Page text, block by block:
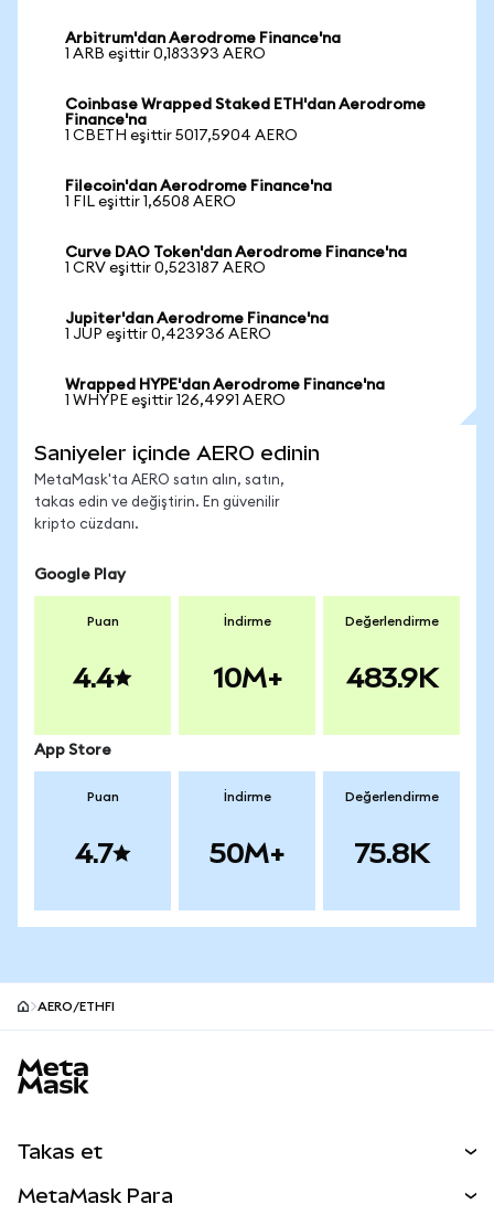
Arbitrum'dan Aerodrome Finance'na
1 ARB eşittir 0,183393 AERO
Coinbase Wrapped Staked ETH'dan Aerodrome
Finance'na
1 CBETH eşittir 5017,5904 AERO
Filecoin'dan Aerodrome Finance'na
1 FIL eşittir 1,6508 AERO
Curve DAO Token'dan Aerodrome Finance'na
1 CRV eşittir 0,523187 AERO
Jupiter'dan Aerodrome Finance'na
1 JUP eşittir 0,423936 AERO
Wrapped HYPE'dan Aerodrome Finance'na
1 WHYPE eşittir 126,4991 AERO
Saniyeler içinde AERO edinin
MetaMask'ta AERO satın alın, satın,
takas edin ve değiştirin. En güvenilir
kripto cüzdanı.
Google Play
Puan
4.4
İndirme
10M+
Değerlendirme
483.9K
App Store
Puan
4.7
İndirme
50M+
Değerlendirme
75.8K
AERO/ETHFI
Takas et
MetaMask Para